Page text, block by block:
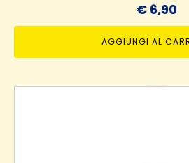
€ 6,90
AGGIUNGI AL